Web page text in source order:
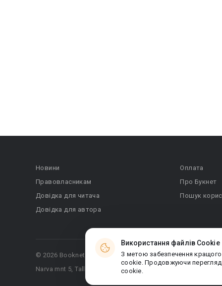
Використання файлів Cookie
З метою забезпечення
cookie. Продовжуючи
cookie.
Новини
Правовласникам
Довідка для читача
Довідка для автора
Оплата
Про Букнет
Пошук
© 2026 Booknet. Всі права захищено.
Narva mnt 5, Tallinn 10117, Естонія